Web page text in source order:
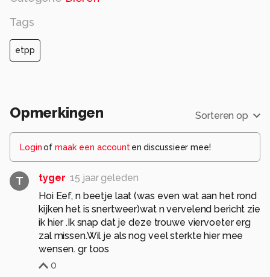
Tags
etpp
Opmerkingen Sorteren op
Loginof maak een account en discussieer mee!
T tyger 15 jaar geleden
Hoi Eef, n beetje laat (was even wat aan het rond
kijken het is snertweer)wat n vervelend bericht zie
ik hier .Ik snap dat je deze trouwe viervoeter erg
zal missen.Wil je als nog veel sterkte hier mee
wensen. gr toos
0